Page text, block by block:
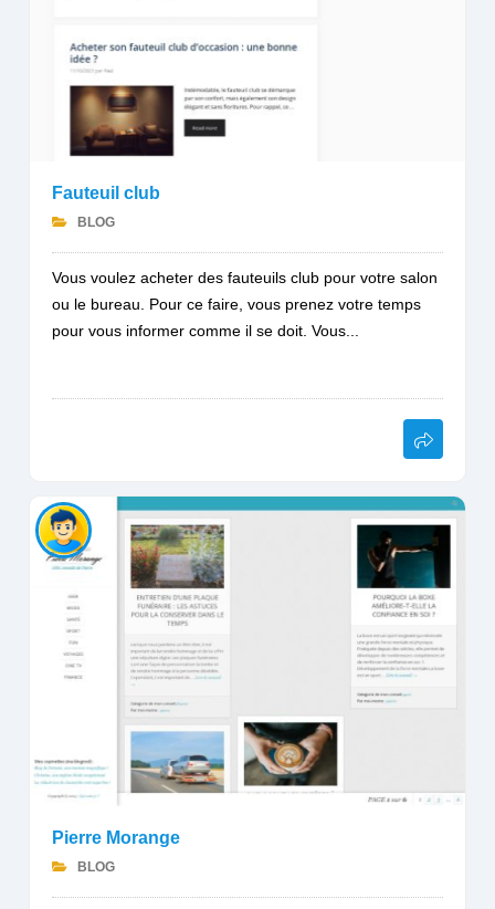
Fauteuil club
BLOG
Vous voulez acheter des fauteuils club pour votre salon
ou le bureau. Pour ce faire, vous prenez votre temps
pour vous informer comme il se doit. Vous...
Pierre Morange
BLOG